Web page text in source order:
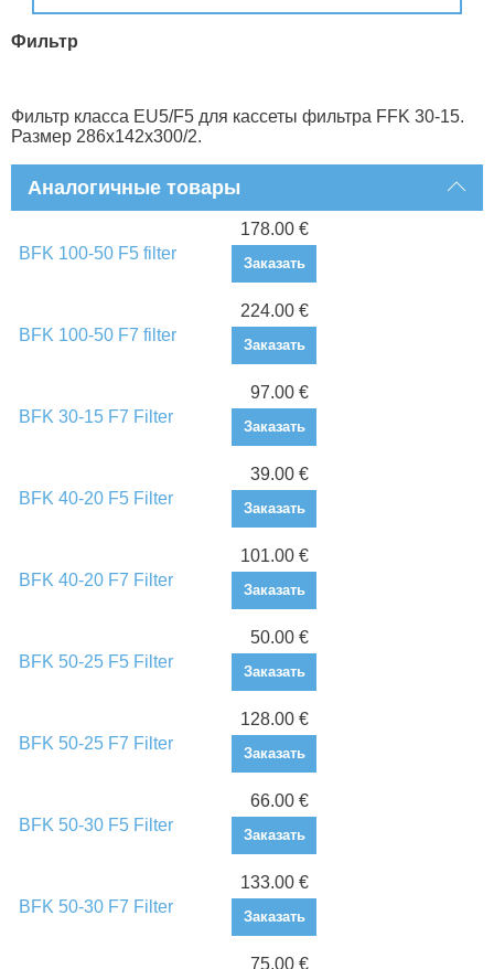
Фильтр
Фильтр класса EU5/F5 для кассеты фильтра FFK 30-15.
Размер 286x142x300/2.
Аналогичные товары
BFK 100-50 F5 filter
178.00 €
Заказать
BFK 100-50 F7 filter
224.00 €
Заказать
BFK 30-15 F7 Filter
97.00 €
Заказать
BFK 40-20 F5 Filter
39.00 €
Заказать
BFK 40-20 F7 Filter
101.00 €
Заказать
BFK 50-25 F5 Filter
50.00 €
Заказать
BFK 50-25 F7 Filter
128.00 €
Заказать
BFK 50-30 F5 Filter
66.00 €
Заказать
BFK 50-30 F7 Filter
133.00 €
Заказать
75.00 €